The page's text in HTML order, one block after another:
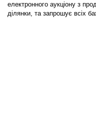
електронного аукціону з
ділянки, та запрошує всіх